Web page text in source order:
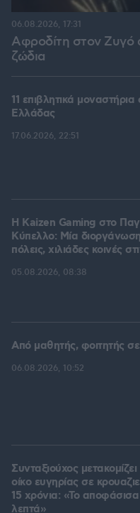
Αφροδίτη στον Ζυγό
ζώδια
06.08.2026, 17:31
11 επιβλητικά
Ελλάδας
17.06.2026, 22:51
H Kaizen Gaming στο
Kύπελλο: Μία
πόλεις, χιλιάδες κοινές
05.08.2026, 08:38
Από μαθητής, φοιτητής
06.08.2026, 10:52
Συνταξιούχος
οίκο ευγηρίας σε
15 χρόνια: «Το
λεπτά»